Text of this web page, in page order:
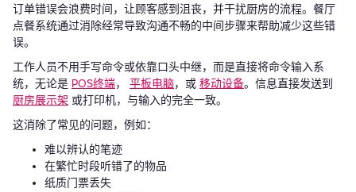
订单错误会浪费时间，让顾客感到沮丧，并干扰厨房的流程。餐厅
点餐系统通过消除经常导致沟通不畅的中间步骤来帮助减少这些错
误。
工作人员不用手写命令或依靠口头中继，而是直接将命令输入系
统，无论是 POS终端， 平板电脑，或 移动设备。信息直接发送到
厨房展示架 或打印机，与输入的完全一致。
这消除了常见的问题，例如：
难以辨认的笔迹
在繁忙时段听错了的物品
纸质门票丢失